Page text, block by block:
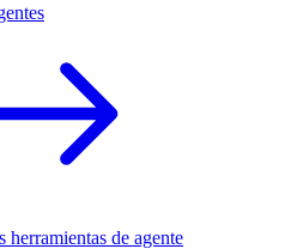
herramientas de agente